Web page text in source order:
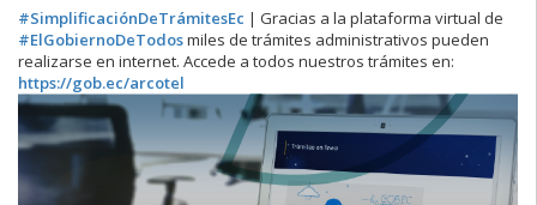
#SimplificaciónDeTrámitesEc | Gracias a la plataforma virtual de
#ElGobiernoDeTodosmiles de trámites administrativos pueden
realizarse en internet. Accede a todos nuestros trámites en:
https://gob.ec/arcotel